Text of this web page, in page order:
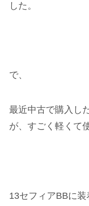
した。
で、
最近中古で購入し
が、すごく軽くて
13セフィアBBに